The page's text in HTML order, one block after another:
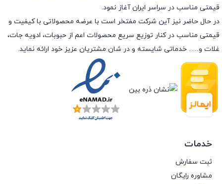
قیمتی مناسب در سراسر ایران آغاز نمود.
در حال حاضر نیز آین شرکت مفتخر است با عرضه محصولاتی با کیفیت و
قیمتی مناسب در کنار توزیع سریع محصولات اعم از حبوبات، ادویه جات،
غلات و….. خدماتی شایسته و در شان مشتریان عزیز خود ارائه نماید.
خدمات
ثبت سفارش
مشاوره رایگان